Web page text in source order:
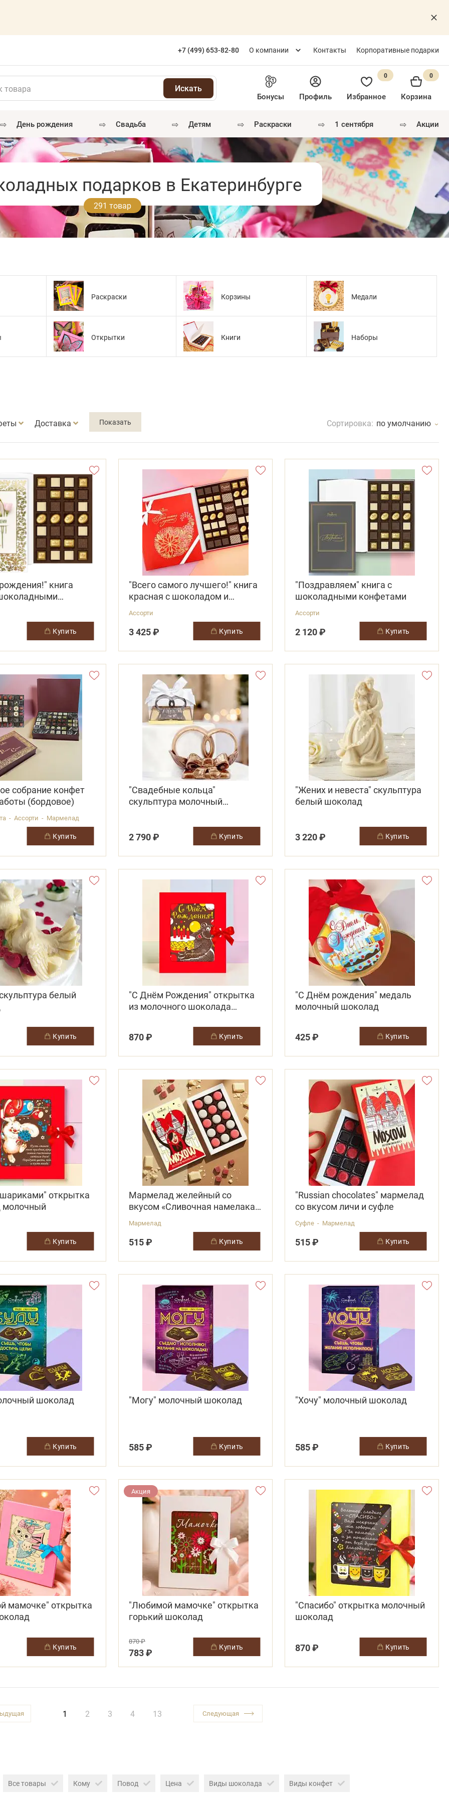
+7 (499) 653-82-80 О компании Контакты Корпоративные подарки
Бонусы Профиль Избранное
0
Корзина
0
⇨ день рождения ⇨ свадьба ⇨ детям ⇨ раскраски ⇨ 1 сентября ⇨ акции
подарков в Екатеринбурге
291 товар
Раскраски Корзины Медали
Открытки Книги Наборы
Доставка Сортировка: по умолчанию
книга
типа "Ассорти"
купить
"Всего самого лучшего!" книга
красная с шоколадом и
конфетами "Ассорти"
Ассорти
3 425 ₽ купить
"Поздравляем" книга с
шоколадными конфетами
Ассорти
2 120 ₽ купить
собрание конфет
(бордовое)
- Ассорти - Мармелад
купить
"Свадебные кольца"
скульптура молочный
2 790 ₽
купить
"Жених и невеста" скульптура
белый шоколад
3 220 ₽ купить
белый
купить
"С Днём Рождения" открытка
из молочного шоколада
870 ₽
купить
"С Днём рождения" медаль
молочный шоколад
425 ₽ купить
открытка
молочный
купить
Мармелад желейный со
вкусом «Сливочная намелака»,
«Личи»
Мармелад
515 ₽ купить
"Russian chocolates" мармелад
со вкусом личи и суфле
Суфле - Мармелад
515 ₽ купить
шоколад
купить
"Могу" молочный шоколад
585 ₽ купить
"Хочу" молочный шоколад
585 ₽ купить
мамочке" открытка
купить
Акция
"Любимой мамочке" открытка
горький шоколад
870 ₽
783 ₽
купить
"Спасибо" открытка молочный
шоколад
870 ₽ купить
1 2 3 4 13
Все товары Кому Повод Цена Виды шоколада Виды конфет